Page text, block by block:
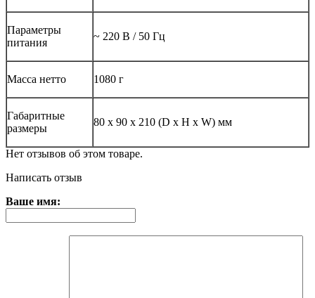
Параметры
питания
~ 220 В / 50 Гц
Масса нетто 1080 г
Габаритные
размеры
80 х 90 х 210 (D x H x W) мм
Нет отзывов об этом товаре.
Написать отзыв
Ваше имя: